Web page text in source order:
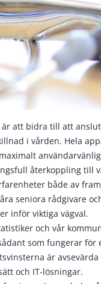
att bidra till att
i vården. Hela
återkoppling till
både av
seniora rådgivare
inför viktiga vägval.
och vår
som fungerar
är
och IT-lösningar.